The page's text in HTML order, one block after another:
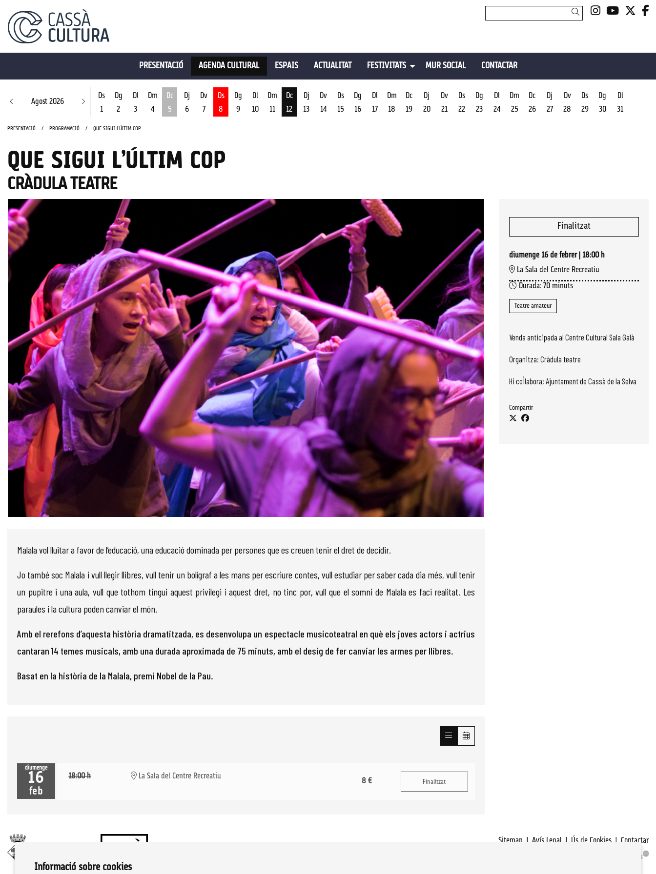
Link aLink a
Cercar
PRESENTACIÓ AGENDA CULTURAL ESPAIS ACTUALITAT FESTIVITATS MUR SOCIAL CONTACTAR
Agost 2026
Ds
1
Dg
2
Dl
3
Dm
4
Dc
5
Dj
6
Dv
7
Ds
8
Dg
9
Dl
10
Dm
11
Dc
12
Dj
13
Dv
14
Ds
15
Dg
16
Dl
17
Dm
18
Dc
19
Dj
20
Dv
21
Ds
22
Dg
23
Dl
24
Dm
25
Dc
26
Dj
27
Dv
28
Ds
29
Dg
30
Dl
31
PRESENTACIÓ PROGRAMACIÓ QUE SIGUI L’ÚLTIM COP
QUE SIGUI L’ÚLTIM COP
CRÀDULA TEATRE
Finalitzat
diumenge 16 de febrer| 18:00 h
La Sala del Centre Recreatiu
Durada: 70 minuts
Teatre amateur
Venda anticipada al Centre Cultural Sala Galà
Organitza: Cràdula teatre
Hi col·labora: Ajuntament de Cassà de la Selva
Compartir
Malala vol lluitar a favor de l’educació, una educació dominada per persones que es creuen tenir el dret de decidir.
Jo també soc Malala i vull llegir llibres, vull tenir un bolígraf a les mans per escriure contes, vull estudiar per saber cada dia més, vull tenir
un pupitre i una aula, vull que tothom tingui aquest privilegi i aquest dret, no tinc por, vull que el somni de Malala es faci realitat. Les
paraules i la cultura poden canviar el món.
Amb el rerefons d’aquesta història dramatitzada, es desenvolupa un espectacle musicoteatral en què els joves actors i actrius
cantaran 14 temes musicals, amb una durada aproximada de 75 minuts, amb el desig de fer canviar les armes per llibres.
Basat en la història de la Malala, premi Nobel de la Pau.
diumenge
16
feb
18:00 h La Sala del Centre Recreatiu
8 € Finalitzat
Sitemap | Avís Legal | Ús de Cookies | Contactar
Informació sobre cookies